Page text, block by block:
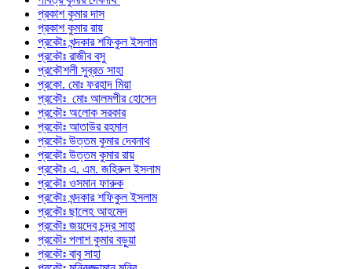
প্রকাশ কুমার দাস
প্রকাশ কুমার রায়
প্রকৌঃ খন্দকার শফিকুল ইসলাম
প্রকৌঃ রাজীব বসু
প্রকৌশলী সুব্রত সাহা
প্রকো. মোঃ ফরহাদ মিয়া
প্রকৌঃ মোঃ আলমগীর হোসেন
প্রকৌঃ অলোক সরকার
প্রকৌঃ আতাউর রহমান
প্রকৌঃ উত্তম কুমার দেবনাথ
প্রকৌঃ উত্তম কুমার রায়
প্রকৌঃ এ. এম. জহিরুল ইসলাম
প্রকৌঃ ওসমান ফারুক
প্রকৌঃ খন্দকার শফিকুল ইসলাম
প্রকৌঃ ছালেহ আহমেদ
প্রকৌঃ জয়দেব চন্দ্র সাহা
প্রকৌঃ পলাশ কুমার বড়ুয়া
প্রকৌঃ বাবু সাহা